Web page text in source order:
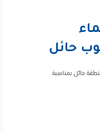
حائل
منطقة حائل بمناسبة